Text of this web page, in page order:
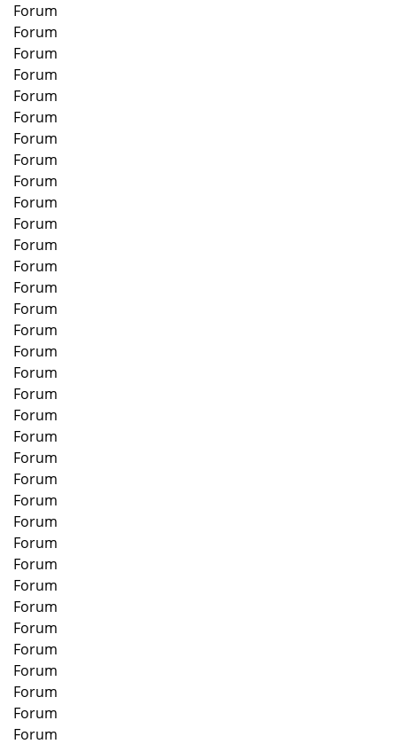
Forum
Forum
Forum
Forum
Forum
Forum
Forum
Forum
Forum
Forum
Forum
Forum
Forum
Forum
Forum
Forum
Forum
Forum
Forum
Forum
Forum
Forum
Forum
Forum
Forum
Forum
Forum
Forum
Forum
Forum
Forum
Forum
Forum
Forum
Forum